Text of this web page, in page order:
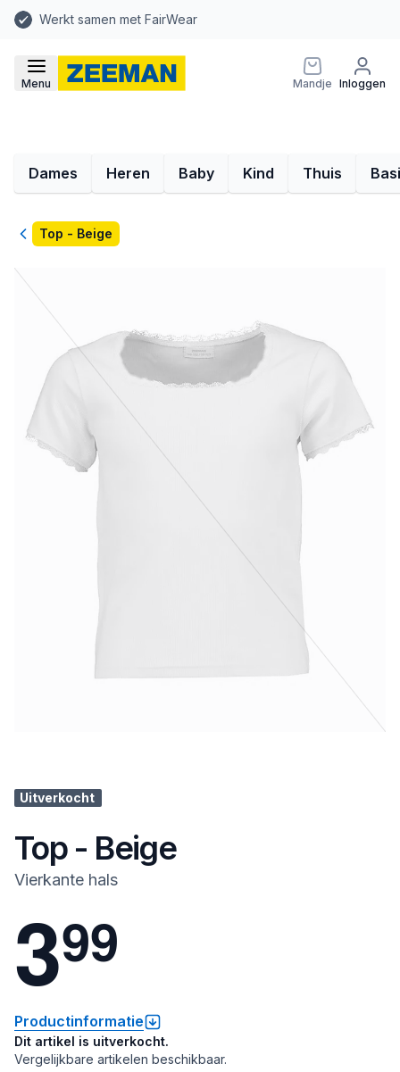
Werkt samen met FairWear
Menu Mandje Inloggen
Dames Heren Baby Kind Thuis
TerugTop - Beige
Uitverkocht
Top - Beige
Vierkante hals
399
Productinformatie
Dit artikel is uitverkocht.
Vergelijkbare artikelen beschikbaar.